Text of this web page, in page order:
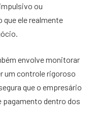
ou
ele realmente
envolve monitorar
um controle rigoroso
que o empresário
pagamento dentro dos